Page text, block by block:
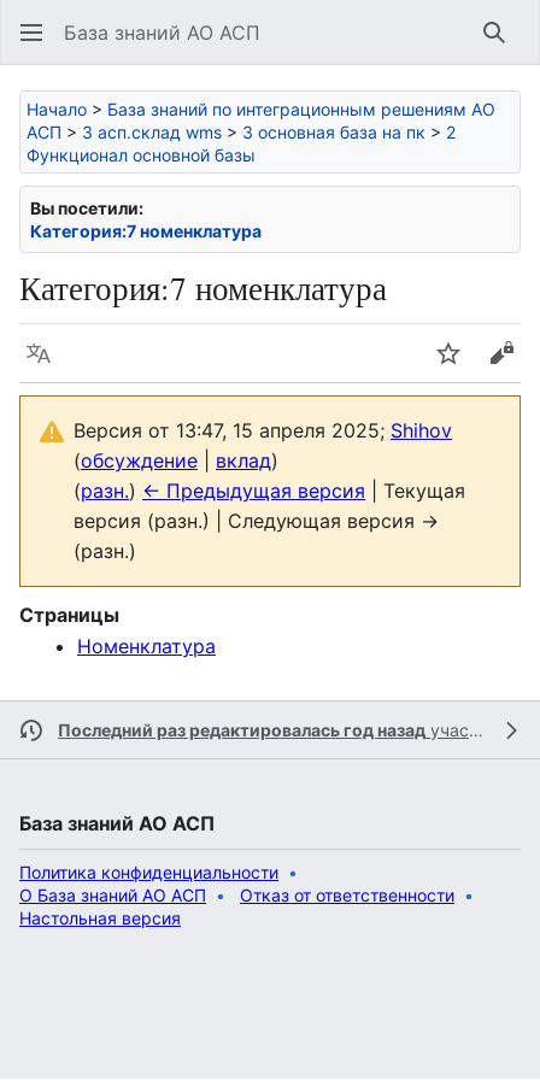
База знаний АО АСП
Начало > База знаний по интеграционным решениям АО
АСП > 3 асп.склад wms > 3 основная база на пк > 2
Функционал основной базы
Вы посетили:
Категория:7 номенклатура
Категория:7 номенклатура
Язык Следить
Версия от 13:47, 15 апреля 2025; Shihov
(обсуждение вклад)
(разн.) ← Предыдущая версия | Текущая
версия (разн.) | Следующая версия →
(разн.)
Страницы
Номенклатура
Последний раз редактировалась год назад участником
База знаний АО АСП
Политика конфиденциальности
О База знаний АО АСП
Отказ от ответственности
Настольная версия